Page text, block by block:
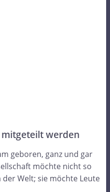
werden
geboren, ganz und gar
möchte nicht so
Welt; sie möchte Leute